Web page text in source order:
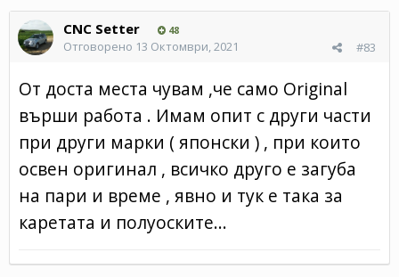
CNC Setter 48
#83
Отговорено 13 Октомври, 2021
От доста места чувам ,че само Original
върши работа . Имам опит с други части
при други марки ( японски ) , при които
освен оригинал , всичко друго е загуба
на пари и време , явно и тук е така за
каретата и полуоските...